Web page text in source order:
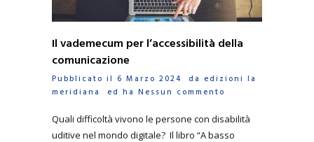
Il vademecum per l’accessibilità della
comunicazione
Pubblicato il 6 Marzo 2024 da edizioni la
meridiana
ed ha Nessun commento
Quali difficoltà vivono le persone con disabilità
uditive nel mondo digitale? Il libro “A basso